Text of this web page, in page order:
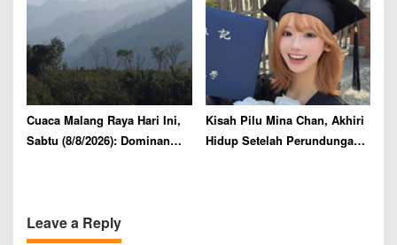
Cuaca Malang Raya Hari Ini,
Sabtu (8/8/2026): Dominan
Kisah Pilu Mina Chan, Akhiri
Hidup Setelah Perundungan
Leave a Reply